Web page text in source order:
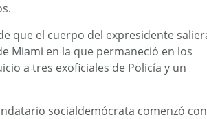
que el cuerpo del expresidente
Miami en la que permaneció en los
a tres exoficiales de Policía y un
socialdemócrata comenzó con